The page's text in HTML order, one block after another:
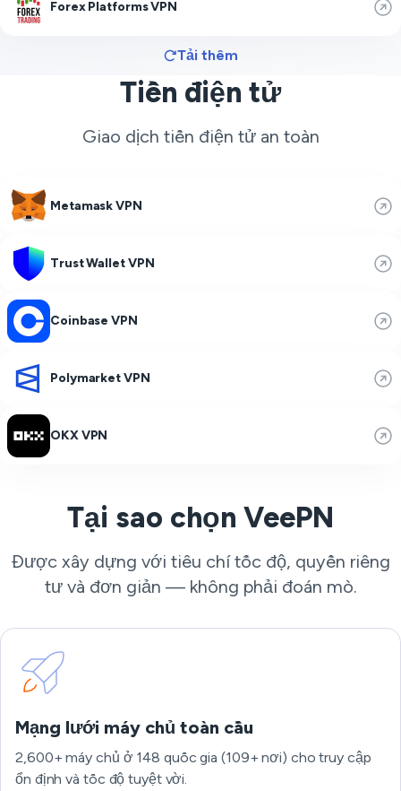
Forex Platforms VPN
Tải thêm
Tiền điện tử
Giao dịch tiền điện tử an toàn
Metamask VPN
Trust Wallet VPN
Coinbase VPN
Polymarket VPN
OKX VPN
Tại sao chọn VeePN
Được xây dựng với tiêu chí tốc độ, quyền riêng
tư và đơn giản — không phải đoán mò.
Mạng lưới máy chủ toàn cầu
2,600+ máy chủ ở 148 quốc gia (109+ nơi) cho truy cập
ổn định và tốc độ tuyệt vời.